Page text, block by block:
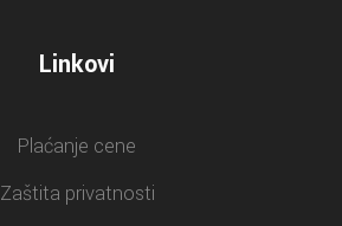
Linkovi
Plaćanje cene
Zaštita privatnosti